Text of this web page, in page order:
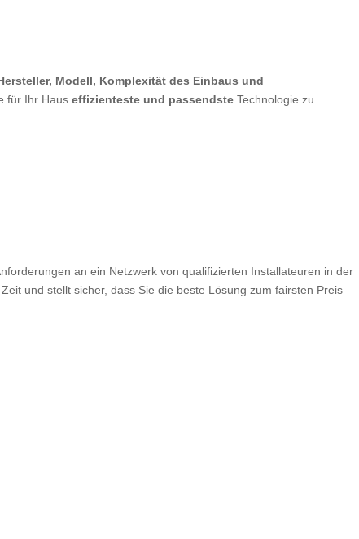
Modell, Komplexität des Einbaus und
für Ihr Haus effizienteste und passendste Technologie zu
an ein Netzwerk von qualifizierten Installateuren in der
und stellt sicher, dass Sie die beste Lösung zum fairsten Preis